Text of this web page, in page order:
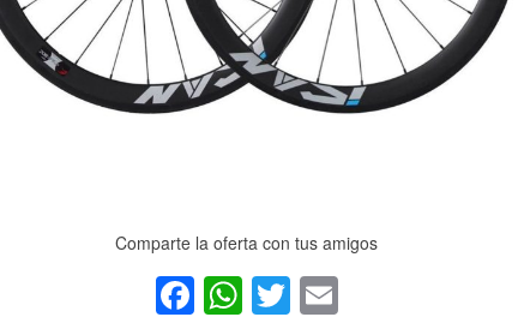
Comparte la oferta con tus amigos
Facebook
WhatsApp
Twitter
Email